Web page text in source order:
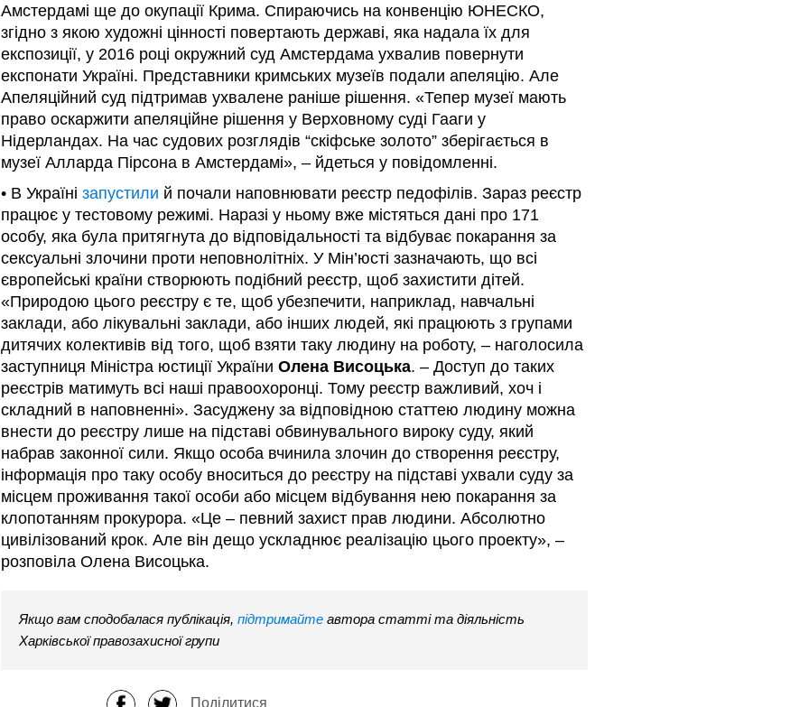
Амстердамі ще до окупації Крима. Спираючись на конвенцію ЮНЕСКО,
згідно з якою художні цінності повертають державі, яка надала їх для
експозиції, у 2016 році окружний суд Амстердама ухвалив повернути
експонати Україні. Представники кримських музеїв подали апеляцію. Але
Апеляційний суд підтримав ухвалене раніше рішення. «Тепер музеї мають
право оскаржити апеляційне рішення у Верховному суді Гааги у
Нідерландах. На час судових розглядів “скіфське золото” зберігається в
музеї Алларда Пірсона в Амстердамі», – йдеться у повідомленні.
• В Україні запустили й почали наповнювати реєстр педофілів. Зараз реєстр
працює у тестовому режимі. Наразі у ньому вже містяться дані про 171
особу, яка була притягнута до відповідальності та відбуває покарання за
сексуальні злочини проти неповнолітніх. У Мін’юсті зазначають, що всі
європейські країни створюють подібний реєстр, щоб захистити дітей.
«Природою цього реєстру є те, щоб убезпечити, наприклад, навчальні
заклади, або лікувальні заклади, або інших людей, які працюють з групами
дитячих колективів від того, щоб взяти таку людину на роботу, – наголосила
заступниця Міністра юстиції України Олена Висоцька. – Доступ до таких
реєстрів матимуть всі наші правоохоронці. Тому реєстр важливий, хоч і
складний в наповненні». Засуджену за відповідною статтею людину можна
внести до реєстру лише на підставі обвинувального вироку суду, який
набрав законної сили. Якщо особа вчинила злочин до створення реєстру,
інформація про таку особу вноситься до реєстру на підставі ухвали суду за
місцем проживання такої особи або місцем відбування нею покарання за
клопотанням прокурора. «Це – певний захист прав людини. Абсолютно
цивілізований крок. Але він дещо ускладнює реалізацію цього проекту», –
розповіла Олена Висоцька.
Якщо вам сподобалася публікація, підтримайте автора статті та діяльність
Харківської правозахисної групи
Поділитися